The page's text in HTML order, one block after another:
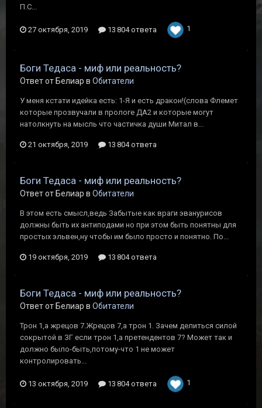
П.С...
27 октября, 2019 13 804 ответа 1
Боги Тедаса - миф или реальность?
Ответ от Белиар в Обитатели
У меня кстати идейка есть: 1-Я и есть дракон!(слова Флемет
которые прозвучали в прологе ДА2 и которые могут
натолкнуть на мысль что частичка души Митал в...
21 октября, 2019 13 804 ответа
Боги Тедаса - миф или реальность?
Ответ от Белиар в Обитатели
В этом есть смысл,ведь Забытые как враги эванурисов
должны быть их антиподами но при этом быть понятны для
простых эльвен,ну чтобы им было просто и понятно. По...
19 октября, 2019 13 804 ответа
Боги Тедаса - миф или реальность?
Ответ от Белиар в Обитатели
Трон 1,а жрецов 7.Жрецов 7,а трон 1. Зачем делиться силой
сокрытой в ЗГ если трон 1,а претендентов 7? Может так и
должно было-быть,потому-что 1 не может
контролировать...
13 октября, 2019 13 804 ответа 1